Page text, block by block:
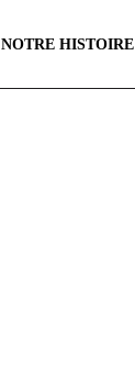
NOTRE HISTOIRE